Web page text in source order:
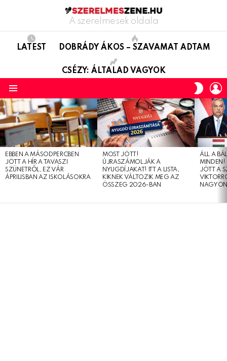
A szerelmesek oldala
LATEST DOBRÁDY ÁKOS – SZAVAMAT ADTAM
CSÉZY: ÁLTALAD VAGYOK
SKIN
LATEST
STORIES
EBBEN A MÁSODPERCBEN
JÖTT A HÍR A TAVASZI
SZÜNETRŐL, EZ VÁR
ÁPRILISBAN AZ ISKOLÁSOKRA
MOST JÖTT!
ÚJRASZÁMOLJÁK A
NYUGDÍJAKAT! ITT A LISTA,
KIKNEK VÁLTOZIK MEG AZ
ÖSSZEG 2026-BAN
ÁLL A
MINDEN!
JÖTT A